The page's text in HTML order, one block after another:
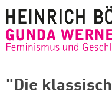
"Die